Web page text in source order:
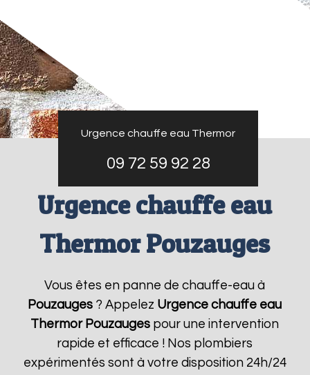
Urgence chauffe eau Thermor
09 72 59 92 28
Urgence chauffe eau
Thermor Pouzauges
Vous êtes en panne de chauffe-eau à
Pouzauges ? Appelez Urgence chauffe eau
Thermor Pouzauges pour une intervention
rapide et efficace ! Nos plombiers
expérimentés sont à votre disposition 24h/24